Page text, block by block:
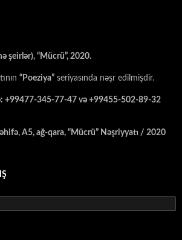
şeirlər), “Mücrü”, 2020.
“Poeziya” seriyasında nəşr edilmişdir.
+99477-345-77-47 və +99455-502-89-32
A5, ağ-qara, “Mücrü” Nəşriyyatı / 2020